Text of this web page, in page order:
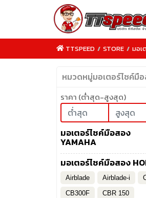
TTSPEED.COM
TTSPEED / STORE / มอเ
หมวดหมู่มอเตอร์ไซค์มื
ราคา (ต่ำสุด-สูงสุด)
มอเตอร์ไซค์มือสอง
YAMAHA
มอเตอร์ไซค์มือสอง
Airblade Airblade-i
CB300F
CBR 150